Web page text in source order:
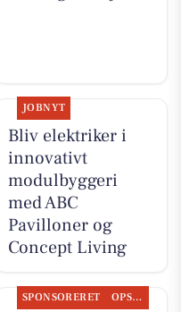
JOBNYT
Bliv elektriker i
innovativt
modulbyggeri
med ABC
Pavilloner og
Concept Living
SPONSORERET OPSLAGSTAVLEN